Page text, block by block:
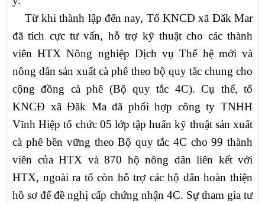
Từ khi thành lập đến nay, Tổ KNCĐ xã Đăk Mar
đã tích cực tư vấn, hỗ trợ kỹ thuật cho các thành
viên HTX Nông nghiệp Dịch vụ Thế hệ mới và
nông dân sản xuất cà phê theo bộ quy tắc chung cho
cộng đồng cà phê (Bộ quy tắc 4C). Cụ thể, tổ
KNCĐ xã Đăk Ma đã phối hợp công ty TNHH
Vĩnh Hiệp tổ chức 05 lớp tập huấn kỹ thuật sản xuất
cà phê bền vững theo Bộ quy tắc 4C cho 99 thành
viên của HTX và 870 hộ nông dân liên kết với
HTX, ngoài ra tổ còn hỗ trợ các hộ dân hoàn thiện
hồ sơ để đề nghị cấp chứng nhận 4C. Sự tham gia tư